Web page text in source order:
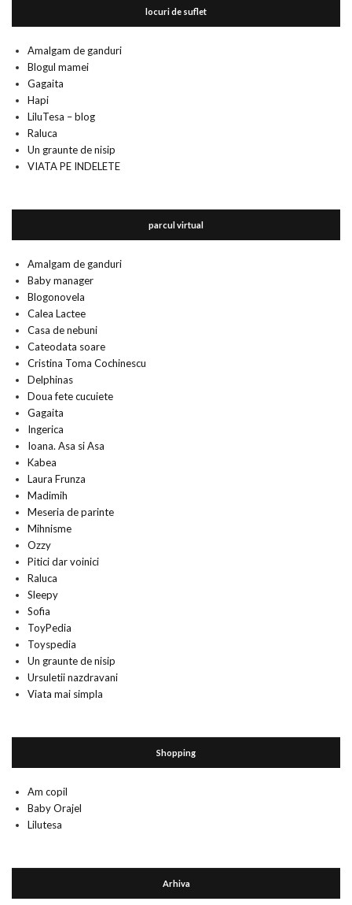
locuri de suflet
Amalgam de ganduri
Blogul mamei
Gagaita
Hapi
LiluTesa – blog
Raluca
Un graunte de nisip
VIATA PE INDELETE
parcul virtual
Amalgam de ganduri
Baby manager
Blogonovela
Calea Lactee
Casa de nebuni
Cateodata soare
Cristina Toma Cochinescu
Delphinas
Doua fete cucuiete
Gagaita
Ingerica
Ioana. Asa si Asa
Kabea
Laura Frunza
Madimih
Meseria de parinte
Mihnisme
Ozzy
Pitici dar voinici
Raluca
Sleepy
Sofia
ToyPedia
Toyspedia
Un graunte de nisip
Ursuletii nazdravani
Viata mai simpla
Shopping
Am copil
Baby Orajel
Lilutesa
Arhiva